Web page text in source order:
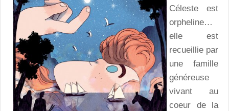
Céleste est
orpheline…
elle est
recueillie par
une famille
généreuse
vivant au
coeur de la